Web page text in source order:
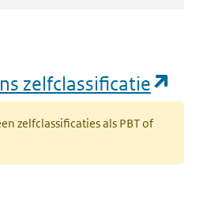
zelfclassificatie
zelfclassificaties als PBT of